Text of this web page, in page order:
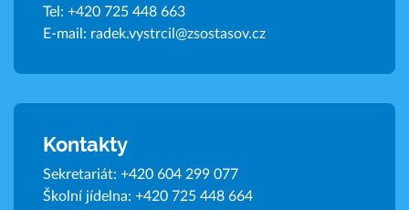
Tel: +420 725 448 663
E-mail: radek.vystrcil@zsostasov.cz
Kontakty
Sekretariát: +420 604 299 077
Školní jídelna: +420 725 448 664